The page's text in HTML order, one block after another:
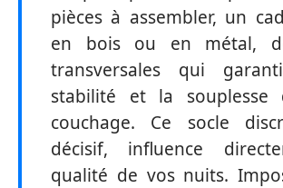
pièces à assembler, un
en bois ou en métal,
transversales qui
stabilité et la souplesse
couchage. Ce socle
décisif, influence
qualité de vos nuits.